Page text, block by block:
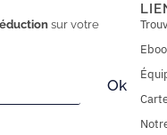
sur votre
Ok